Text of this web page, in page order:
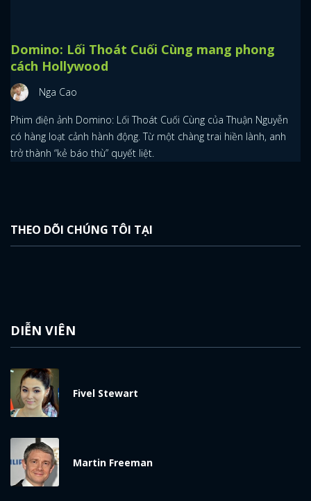
x
Domino: Lối Thoát Cuối Cùng mang phong
cách Hollywood
Nga Cao
Phim điện ảnh Domino: Lối Thoát Cuối Cùng của Thuận Nguyễn
có hàng loạt cảnh hành động. Từ một chàng trai hiền lành, anh
trở thành “kẻ báo thù” quyết liệt.
THEO DÕI CHÚNG TÔI TẠI
DIỄN VIÊN
Fivel Stewart
Martin Freeman